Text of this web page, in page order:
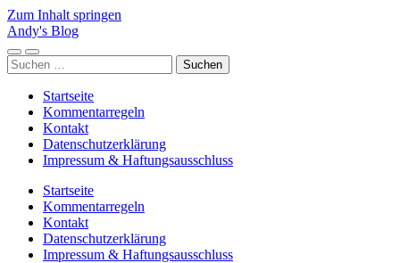
Zum Inhalt springen
Andy's Blog
Mobile-
Menü
Suchfeld
ein-/ausblenden
Suchen
nach:
Startseite
Kommentarregeln
Kontakt
Datenschutzerklärung
Impressum & Haftungsausschluss
Startseite
Kommentarregeln
Kontakt
Datenschutzerklärung
Impressum & Haftungsausschluss